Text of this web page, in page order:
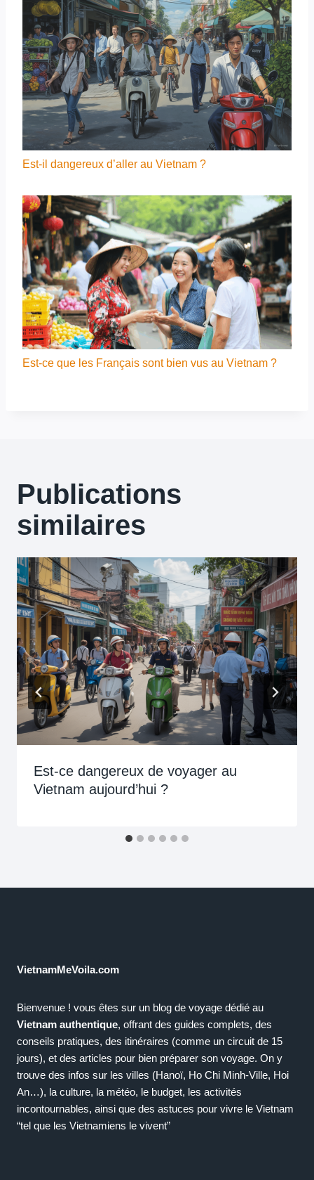
Est-il dangereux d’aller au Vietnam ?
Est-ce que les Français sont bien vus au Vietnam ?
Publications
similaires
Est-ce dangereux de voyager au
Vietnam aujourd’hui ?
VietnamMeVoila.com
Bienvenue ! vous êtes sur un blog de voyage dédié au
Vietnam authentique, offrant des guides complets, des
conseils pratiques, des itinéraires (comme un circuit de 15
jours), et des articles pour bien préparer son voyage. On y
trouve des infos sur les villes (Hanoï, Ho Chi Minh-Ville, Hoi
An…), la culture, la météo, le budget, les activités
incontournables, ainsi que des astuces pour vivre le Vietnam
“tel que les Vietnamiens le vivent”